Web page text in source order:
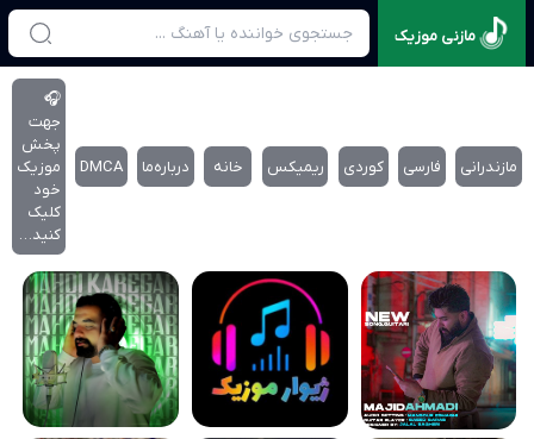
مازنی موزیک
مازندرانی فارسی کوردی ریمیکس خانه درباره‌‌ما DMCA
🎧
جهت
پخش
موزیک
خود
کلیک
کنید…